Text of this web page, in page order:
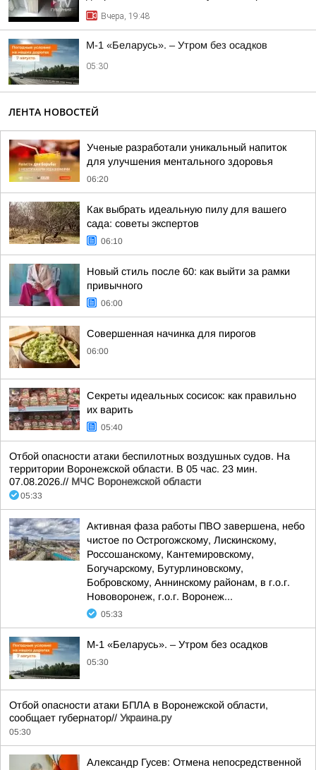
Вчера, 19:48
М-1 «Беларусь». – Утром без осадков
05:30
ЛЕНТА НОВОСТЕЙ
Ученые разработали уникальный напиток
для улучшения ментального здоровья
06:20
Как выбрать идеальную пилу для вашего
сада: советы экспертов
06:10
Новый стиль после 60: как выйти за рамки
привычного
06:00
Совершенная начинка для пирогов
06:00
Секреты идеальных сосисок: как правильно
их варить
05:40
Отбой опасности атаки беспилотных воздушных судов. На
территории Воронежской области. В 05 час. 23 мин.
07.08.2026.// МЧС Воронежской области
05:33
Активная фаза работы ПВО завершена, небо
чистое по Острогожскому, Лискинскому,
Россошанскому, Кантемировскому,
Богучарскому, Бутурлиновскому,
Бобровскому, Аннинскому районам, в г.о.г.
Нововоронеж, г.о.г. Воронеж...
05:33
М-1 «Беларусь». – Утром без осадков
05:30
Отбой опасности атаки БПЛА в Воронежской области,
сообщает губернатор// Украина.ру
05:30
Александр Гусев: Отмена непосредственной